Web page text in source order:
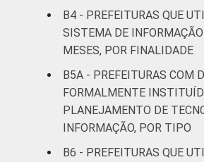
Mais de
100 mil
mil
habitantes
32
Mais de
500 mil
55
B4 - PREFEITURAS QUE
SISTEMA DE
MESES, POR FINALIDADE
B5A - PREFEITURAS COM
FORMALMENTE
PLANEJAMENTO DE
INFORMAÇÃO, POR TIPO
B6 - PREFEITURAS QUE